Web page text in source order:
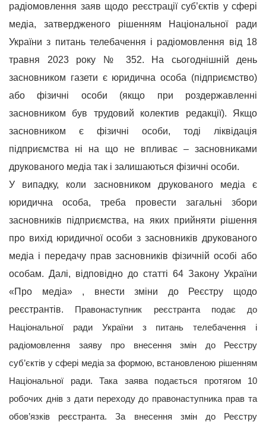
радіомовлення заяв щодо реєстрації суб’єктів у сфері
медіа, затвердженого рішенням Національної ради
України з питань телебачення і радіомовлення від 18
травня 2023 року № 352. На сьогоднішній день
засновником газети є юридична особа (підприємство)
або фізичні особи (якщо при роздержавленні
засновником був трудовий колектив редакції).
Якщо
засновником є фізичні особи, тоді ліквідація
підприємства ні на що не впливає – засновниками
друкованого медіа так і залишаються фізичні особи.
У випадку, коли засновником друкованого медіа є
юридична особа, треба провести загальні збори
засновників підприємства, на яких прийняти рішення
про вихід юридичної особи з засновників друкованого
медіа і передачу прав засновників фізичній особі або
особам. Далі, відповідно до статті 64 Закону України
«Про медіа», внести зміни до Реєстру щодо
реєстрантів. Правонаступник реєстранта подає до
Національної ради України з питань телебачення і
радіомовлення заяву про внесення змін до Реєстру
суб’єктів у сфері медіаза формою, встановленою рішенням
Національної ради. Така заява подається протягом 10
робочих днів з дати переходу до правонаступника прав та
обов’язків реєстранта. За внесення змін до Реєстру